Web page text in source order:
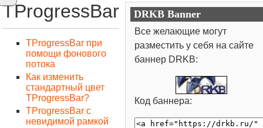
TProgressBar
TProgressBar при
помощи фонового
потока
Как изменить
стандартный цвет
TProgressBar?
TProgressBar с
невидимой рамкой
DRKB Banner
Все желающие могут
разместить у себя на сайте
баннер DRKB:
Код баннера: